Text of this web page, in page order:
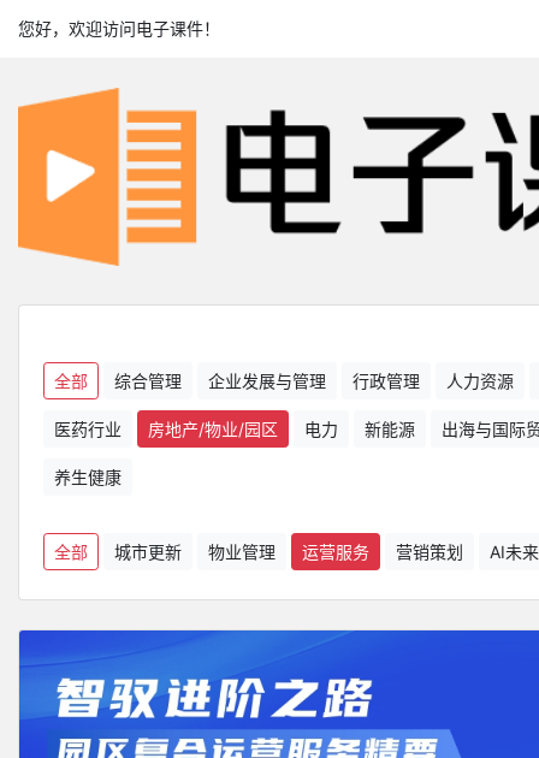
您好，欢迎访问电子课件！
全部 综合管理 企业发展与管理 行政管理 人力资源
医药行业 房地产/物业/园区 电力 新能源 出海与国际
养生健康
全部 城市更新 物业管理 运营服务 营销策划 AI未